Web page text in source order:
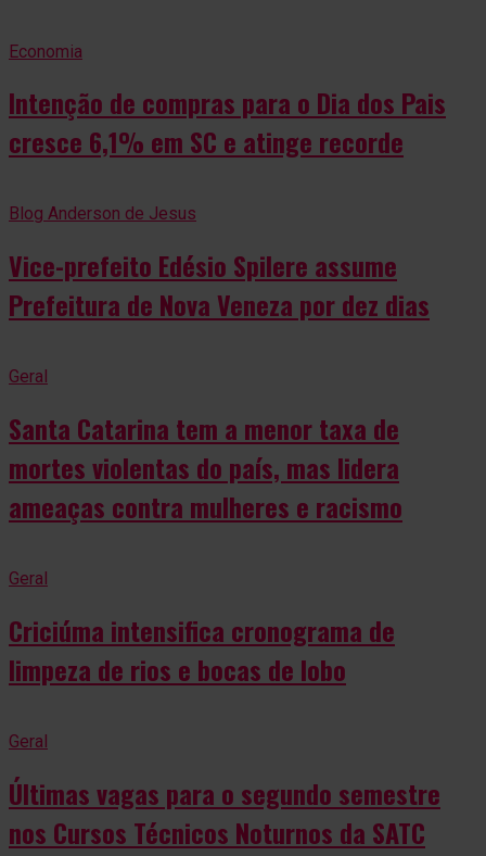
Economia
Intenção de compras para o Dia dos Pais
cresce 6,1% em SC e atinge recorde
Blog Anderson de Jesus
Vice-prefeito Edésio Spilere assume
Prefeitura de Nova Veneza por dez dias
Geral
Santa Catarina tem a menor taxa de
mortes violentas do país, mas lidera
ameaças contra mulheres e racismo
Geral
Criciúma intensifica cronograma de
limpeza de rios e bocas de lobo
Geral
Últimas vagas para o segundo semestre
nos Cursos Técnicos Noturnos da SATC